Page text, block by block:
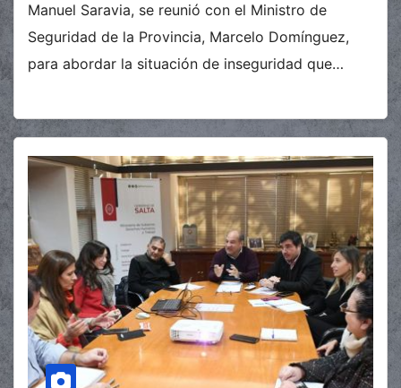
Manuel Saravia, se reunió con el Ministro de
Seguridad de la Provincia, Marcelo Domínguez,
para abordar la situación de inseguridad que…